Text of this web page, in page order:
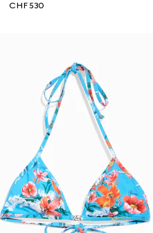
CHF 530